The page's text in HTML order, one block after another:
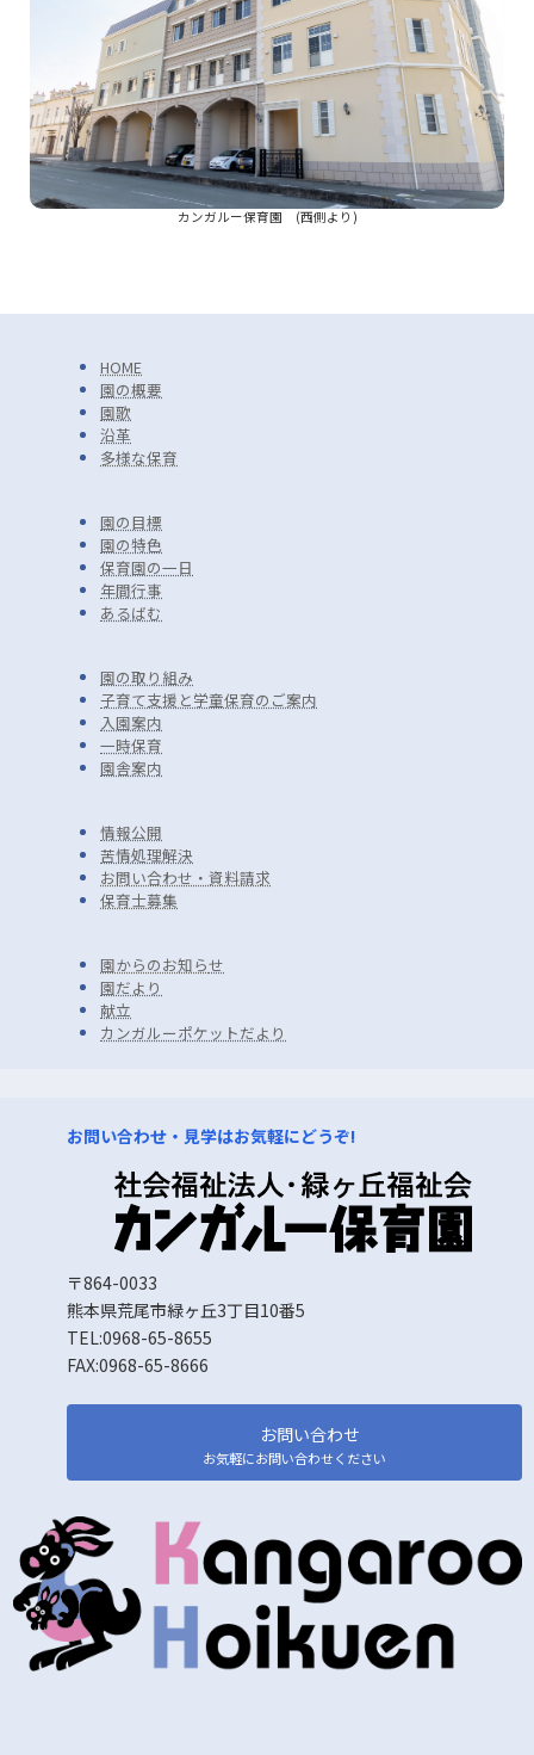
カンガルー保育園 (西側より)
HOME
園の概要
園歌
沿革
多様な保育
園の目標
園の特色
保育園の一日
年間行事
あるばむ
園の取り組み
子育て支援と学童保育のご案内
入園案内
一時保育
園舎案内
情報公開
苦情処理解決
お問い合わせ・資料請求
保育士募集
園からのお知らせ
園だより
献立
カンガルーポケットだより
お問い合わせ・見学はお気軽にどうぞ!
〒864-0033
熊本県荒尾市緑ヶ丘3丁目10番5
TEL:0968-65-8655
FAX:0968-65-8666
お問い合わせ
お気軽にお問い合わせください